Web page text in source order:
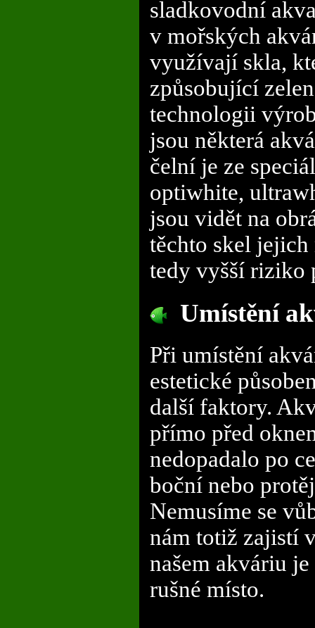
sladkovodní
v mořských
využívají skla,
způsobující
technologii
jsou některá
čelní je ze
optiwhite,
jsou vidět na
těchto skel jejich
tedy vyšší riziko
Umístění
Při umístění
estetické
další faktory.
přímo před
nedopadalo po
boční nebo
Nemusíme se
nám totiž zajistí
našem akváriu
rušné místo.